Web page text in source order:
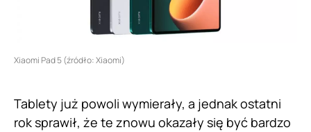
Xiaomi Pad 5 (źródło: Xiaomi)
Tablety już powoli wymierały, a jednak ostatni
rok sprawił, że te znowu okazały się być bardzo